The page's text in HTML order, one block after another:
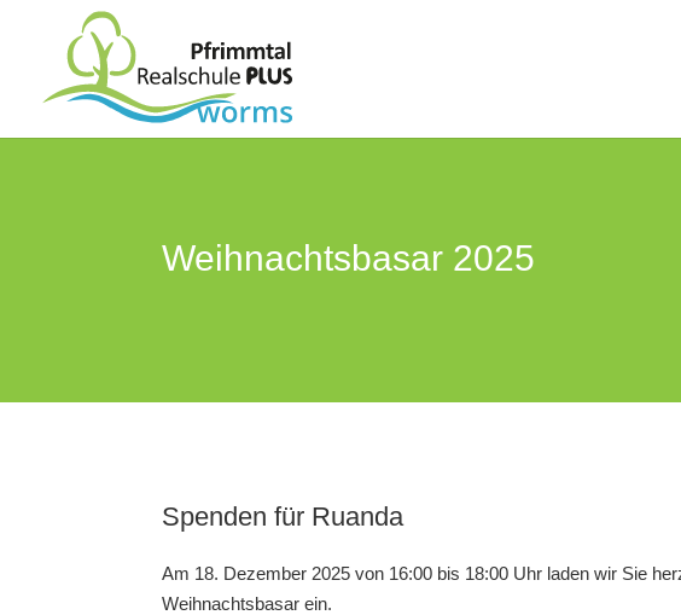
Weihnachtsbasar 2025
Spenden für Ruanda
Am 18. Dezember 2025 von 16:00 bis 18:00 Uhr laden wir Sie
Weihnachtsbasar ein.